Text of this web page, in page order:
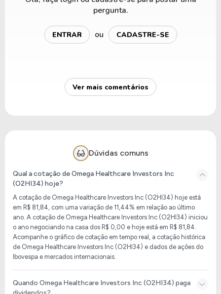
pergunta.
ENTRAR ou CADASTRE-SE
Ver mais comentários
Dúvidas comuns
Qual a cotação de Omega Healthcare Investors Inc
(O2HI34) hoje?
A cotação de Omega Healthcare Investors Inc (O2HI34) hoje está
em R$ 81,84, com uma variação de 11,44% em relação ao último
ano. A cotação de Omega Healthcare Investors Inc (O2HI34) iniciou
o ano negociando na casa dos R$ 0,00 e hoje está em R$ 81,84.
Acompanhe o gráfico de cotação em tempo real, a cotação histórica
de Omega Healthcare Investors Inc (O2HI34) e dados de ações do
Ibovespa e mercados internacionais.
Quando Omega Healthcare Investors Inc (O2HI34) paga